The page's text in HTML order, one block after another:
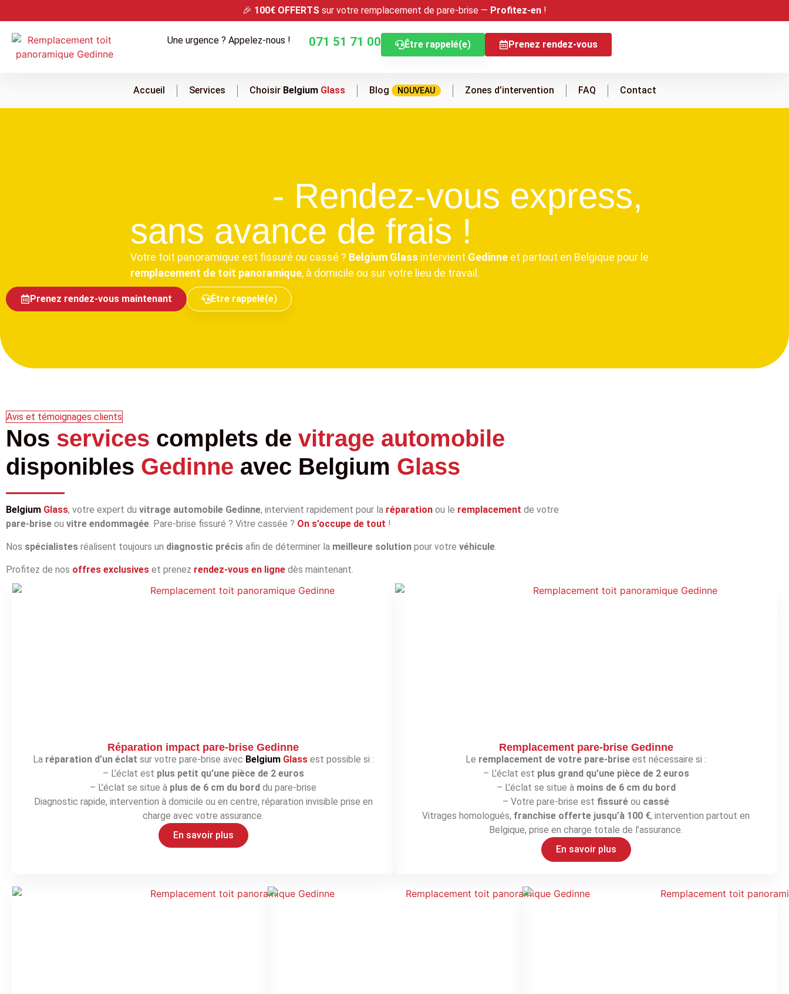
🎉 100€ OFFERTS sur votre remplacement de pare-brise — Profitez-en !
Une urgence ? Appelez-nous ! 071 51 71 00 Être rappelé(e) Prenez rendez-vous
Accueil Services Choisir Belgium Glass Blog NOUVEAU Zones d’intervention FAQ Contact
- Rendez-vous express,
sans avance de frais !
Votre toit panoramique est fissuré ou cassé ? Belgium Glass intervient Gedinne et partout en Belgique pour le
remplacement de toit panoramique, à domicile ou sur votre lieu de travail.
Prenez rendez-vous maintenant Être rappelé(e)
Avis et témoignages clients
Nos services complets de vitrage automobile
disponibles Gedinne avec Belgium Glass
Belgium Glass, votre expert du vitrage automobile Gedinne, intervient rapidement pour la réparation ou le remplacement de votre
pare‑brise ou vitre endommagée. Pare‑brise fissuré ? Vitre cassée ? On s’occupe de tout !
Nos spécialistes réalisent toujours un diagnostic précis afin de déterminer la meilleure solution pour votre véhicule.
Profitez de nos offres exclusives et prenez rendez‑vous en ligne dès maintenant.
Réparation impact pare-brise Gedinne
La réparation d’un éclat sur votre pare-brise avec Belgium Glass est possible si :
– L’éclat est plus petit qu’une pièce de 2 euros
– L’éclat se situe à plus de 6 cm du bord du pare-brise
Diagnostic rapide, intervention à domicile ou en centre, réparation invisible prise en
charge avec votre assurance.
En savoir plus
Remplacement pare-brise Gedinne
Le remplacement de votre pare-brise est nécessaire si :
– L’éclat est plus grand qu’une pièce de 2 euros
– L’éclat se situe à moins de 6 cm du bord
– Votre pare-brise est fissuré ou cassé
Vitrages homologués, franchise offerte jusqu’à 100 €, intervention partout en
Belgique, prise en charge totale de l’assurance.
En savoir plus